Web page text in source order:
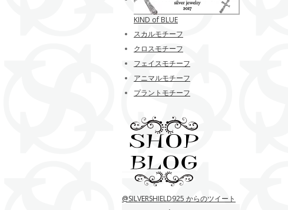
KIND of BLUE
スカルモチーフ
クロスモチーフ
フェイスモチーフ
アニマルモチーフ
プラントモチーフ
@SILVERSHIELD925 からのツイート